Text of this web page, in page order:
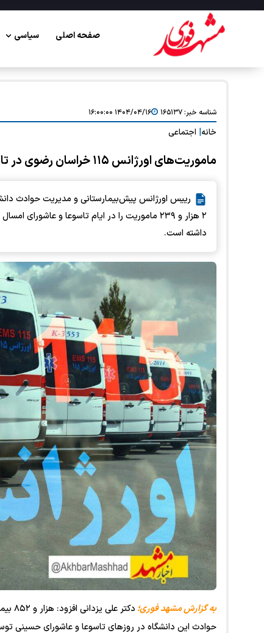
صفحه اصلی سیاسی
شناسه خبر:۱۶۵۱۳۷ ۱۴۰۴/۰۴/۱۶ ۱۶:۰۰:۰۰
خانه اجتماعی
ماموریت‌های اورژانس ۱۱۵ خراسان رضوی در تاسوعا و عاشورا کاهش یافت
داشته است.
به گزارش مشهد فوری؛
حوادث این دانشگاه در روزهای تاسوعا و عاشورای حسینی توسط کارشناسان